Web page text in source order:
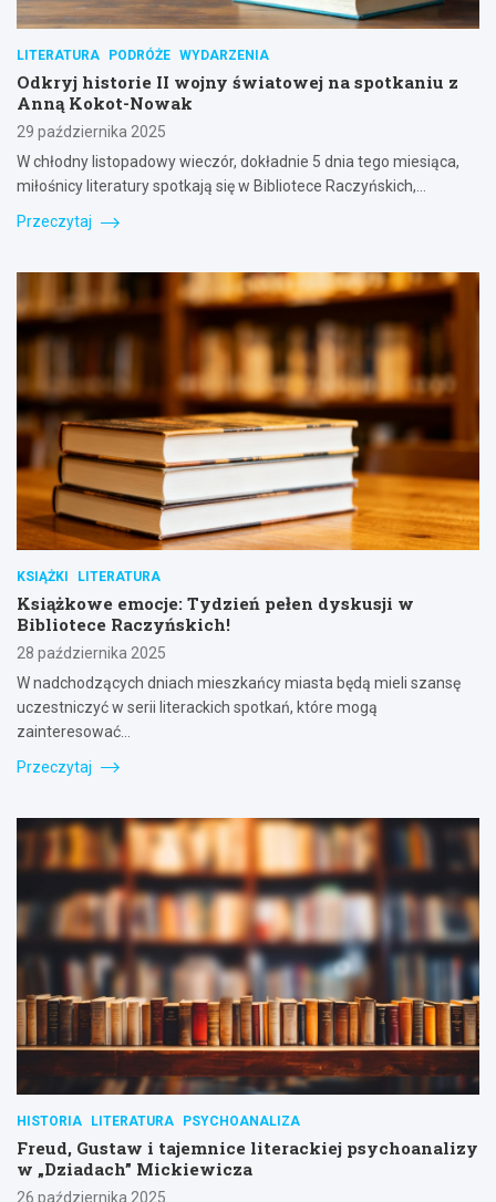
LITERATURA PODRÓŻE WYDARZENIA
Odkryj historie II wojny światowej na spotkaniu z
Anną Kokot-Nowak
29 października 2025
W chłodny listopadowy wieczór, dokładnie 5 dnia tego miesiąca,
miłośnicy literatury spotkają się w Bibliotece Raczyńskich,…
Przeczytaj
KSIĄŻKI LITERATURA
Książkowe emocje: Tydzień pełen dyskusji w
Bibliotece Raczyńskich!
28 października 2025
W nadchodzących dniach mieszkańcy miasta będą mieli szansę
uczestniczyć w serii literackich spotkań, które mogą
zainteresować…
Przeczytaj
HISTORIA LITERATURA PSYCHOANALIZA
Freud, Gustaw i tajemnice literackiej psychoanalizy
w „Dziadach” Mickiewicza
26 października 2025